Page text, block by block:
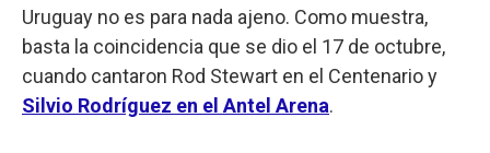
Uruguay no es para nada ajeno. Como muestra,
basta la coincidencia que se dio el 17 de octubre,
cuando cantaron Rod Stewart en el Centenario y
Silvio Rodríguez en el Antel Arena.